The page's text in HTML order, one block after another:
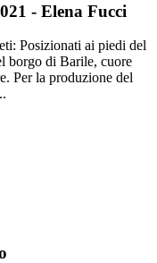
- Elena Fucci
Posizionati ai piedi del
borgo di Barile, cuore
Per la produzione del